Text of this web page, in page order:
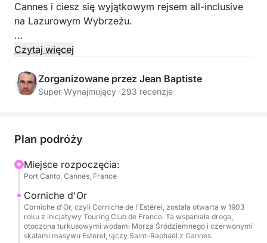
Cannes i ciesz się wyjątkowym rejsem all-inclusive
na Lazurowym Wybrzeżu.
W towarzystwie profesjonalnej załogi popłyń w
regionu: turkusowych wód, zacisznych zatoczek i
kultowych miejsc.
oferuje najwyższy komfort z licznymi strefami
lub uprawiania sportów wodnych.
W cenie:
Profesjonalny skipper i załoga (w tym hostessa)
Paliwo
Napoje bezalkoholowe
Czytaj więcej
Zorganizowane przez Jean Baptiste
Super Wynajmujący ·293 recenzje
Plan podróży
Miejsce rozpoczęcia:
Port Canto, Cannes, France
Corniche d'Or
Corniche d'Or, czyli Corniche de l'Estérel, została otwarta w 1903
roku z inicjatywy Touring Club de France. Ta wspaniała droga,
otoczona turkusowymi wodami Morza Śródziemnego i czerwonymi
skałami masywu Estérel, łączy Saint-Raphaël z Cannes.